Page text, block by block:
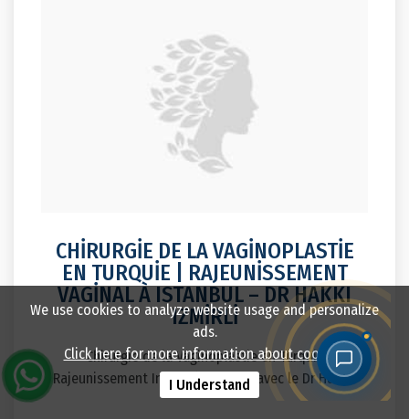
CHİRURGİE DE LA VAGİNOPLASTİE
EN TURQUİE | RAJEUNİSSEMENT
VAGİNAL À ISTANBUL – DR HAKKI
IZMİRLİ
Chirurgie de la Vaginoplastie en Turquie
Rajeunissement Intime à Istanbul avec le Dr Hakkı..
We use cookies to analyze website usage and personalize
ads.
Click here for more information about cookies.
I Understand